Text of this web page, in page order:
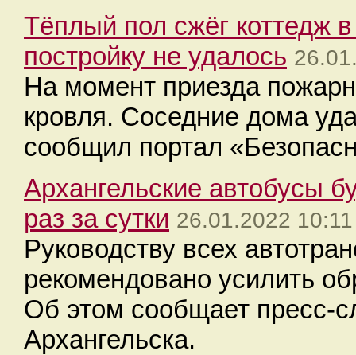
Тёплый пол сжёг коттедж
постройку не удалось
На момент приезда
кровля. Соседние дома
сообщил портал
Архангельские автобусы
раз за сутки 26.01.2022 10:11
Руководству всех
рекомендовано усилить
Об этом сообщает пресс-
Архангельска.